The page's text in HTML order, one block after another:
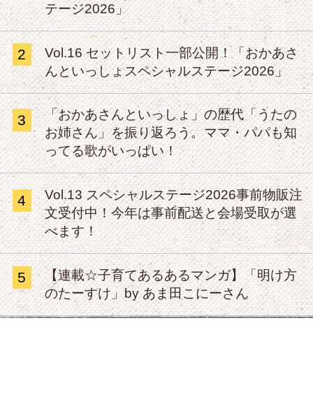
テージ2026」
2
Vol.16 セットリスト一部公開！「おかあさ
んといっしょスペシャルステージ2026」
3
「おかあさんといっしょ」の歴代「うたの
お姉さん」を振り返ろう。ママ・パパも知
ってる歌がいっぱい！
4
Vol.13 スペシャルステージ2026事前物販注
文受付中！今年は事前配送と会場受取が選
べます！
5
【連載☆子育てあるあるマンガ】「明け方
のたーすけ」by あま田こにーさん